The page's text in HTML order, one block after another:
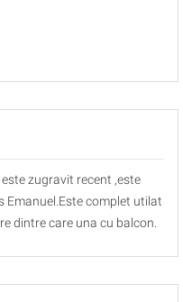
zugravit recent ,este
Emanuel.Este complet utilat
dintre care una cu balcon.